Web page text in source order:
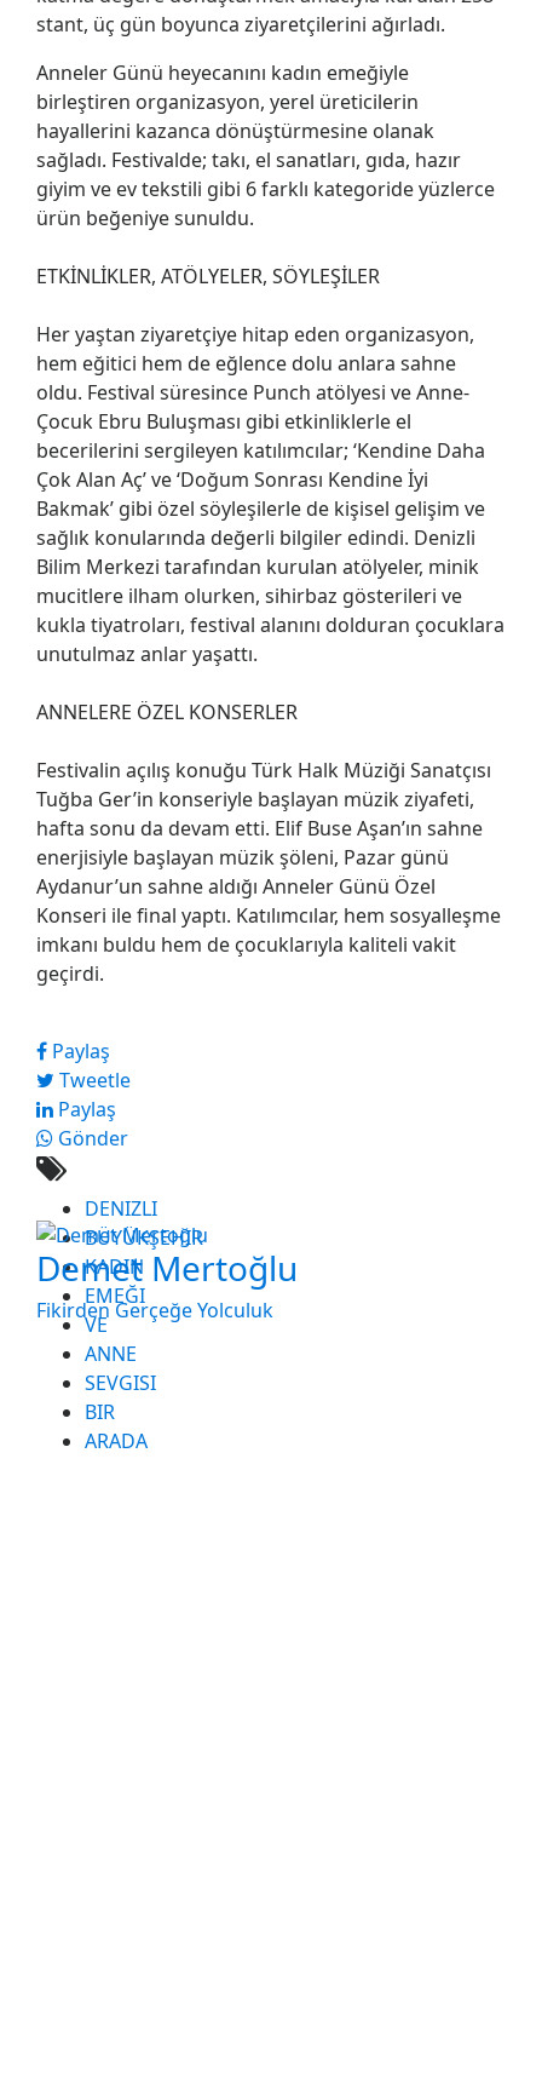
stant, üç gün boyunca ziyaretçilerini ağırladı.
Anneler Günü heyecanını kadın emeğiyle
birleştiren organizasyon, yerel üreticilerin
hayallerini kazanca dönüştürmesine olanak
sağladı. Festivalde; takı, el sanatları, gıda, hazır
giyim ve ev tekstili gibi 6 farklı kategoride yüzlerce
ürün beğeniye sunuldu.
ETKİNLİKLER, ATÖLYELER, SÖYLEŞİLER
Her yaştan ziyaretçiye hitap eden organizasyon,
hem eğitici hem de eğlence dolu anlara sahne
oldu. Festival süresince Punch atölyesi ve Anne-
Çocuk Ebru Buluşması gibi etkinliklerle el
becerilerini sergileyen katılımcılar; ‘Kendine Daha
Çok Alan Aç’ ve ‘Doğum Sonrası Kendine İyi
Bakmak’ gibi özel söyleşilerle de kişisel gelişim ve
sağlık konularında değerli bilgiler edindi. Denizli
Bilim Merkezi tarafından kurulan atölyeler, minik
mucitlere ilham olurken, sihirbaz gösterileri ve
kukla tiyatroları, festival alanını dolduran çocuklara
unutulmaz anlar yaşattı.
ANNELERE ÖZEL KONSERLER
Festivalin açılış konuğu Türk Halk Müziği Sanatçısı
Tuğba Ger’in konseriyle başlayan müzik ziyafeti,
hafta sonu da devam etti. Elif Buse Aşan’ın sahne
enerjisiyle başlayan müzik şöleni, Pazar günü
Aydanur’un sahne aldığı Anneler Günü Özel
Konseri ile final yaptı. Katılımcılar, hem sosyalleşme
imkanı buldu hem de çocuklarıyla kaliteli vakit
geçirdi.
Paylaş
Tweetle
Paylaş
Gönder
DENIZLI
BÜYÜKŞEHIR
KADIN
EMEĞI
VE
ANNE
SEVGISI
BIR
ARADA
Demet Mertoğlu
Fikirden Gerçeğe Yolculuk